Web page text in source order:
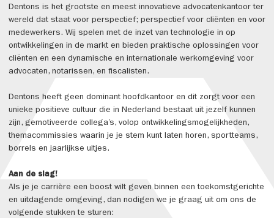
Dentons is het grootste en meest innovatieve advocatenkantoor ter
wereld dat staat voor perspectief; perspectief voor cliënten en voor
medewerkers. Wij spelen met de inzet van technologie in op
ontwikkelingen in de markt en bieden praktische oplossingen voor
cliënten en een dynamische en internationale werkomgeving voor
advocaten, notarissen, en fiscalisten.
Dentons heeft geen dominant hoofdkantoor en dit zorgt voor een
unieke positieve cultuur die in Nederland bestaat uit jezelf kunnen
zijn, gemotiveerde collega’s, volop ontwikkelingsmogelijkheden,
themacommissies waarin je je stem kunt laten horen, sportteams,
borrels en jaarlijkse uitjes.
Aan de slag!
Als je je carrière een boost wilt geven binnen een toekomstgerichte
en uitdagende omgeving, dan nodigen we je graag uit om ons de
volgende stukken te sturen: